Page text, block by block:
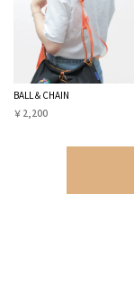
BALL＆CHAIN
￥2,200